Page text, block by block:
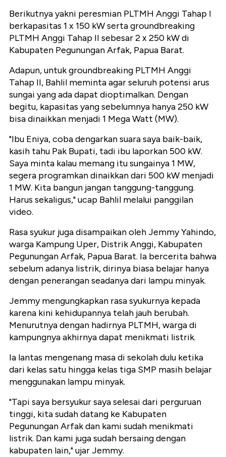
Berikutnya yakni peresmian PLTMH Anggi Tahap I
berkapasitas 1 x 150 kW serta groundbreaking
PLTMH Anggi Tahap II sebesar 2 x 250 kW di
Kabupaten Pegunungan Arfak, Papua Barat.
Adapun, untuk groundbreaking PLTMH Anggi
Tahap II, Bahlil meminta agar seluruh potensi arus
sungai yang ada dapat dioptimalkan. Dengan
begitu, kapasitas yang sebelumnya hanya 250 kW
bisa dinaikkan menjadi 1 Mega Watt (MW).
"Ibu Eniya, coba dengarkan suara saya baik-baik,
kasih tahu Pak Bupati, tadi ibu laporkan 500 kW.
Saya minta kalau memang itu sungainya 1 MW,
segera programkan dinaikkan dari 500 kW menjadi
1 MW. Kita bangun jangan tanggung-tanggung.
Harus sekaligus," ucap Bahlil melalui panggilan
video.
Rasa syukur juga disampaikan oleh Jemmy Yahindo,
warga Kampung Uper, Distrik Anggi, Kabupaten
Pegunungan Arfak, Papua Barat. Ia bercerita bahwa
sebelum adanya listrik, dirinya biasa belajar hanya
dengan penerangan seadanya dari lampu minyak.
Jemmy mengungkapkan rasa syukurnya kepada
karena kini kehidupannya telah jauh berubah.
Menurutnya dengan hadirnya PLTMH, warga di
kampungnya akhirnya dapat menikmati listrik.
Ia lantas mengenang masa di sekolah dulu ketika
dari kelas satu hingga kelas tiga SMP masih belajar
menggunakan lampu minyak.
"Tapi saya bersyukur saya selesai dari perguruan
tinggi, kita sudah datang ke Kabupaten
Pegunungan Arfak dan kami sudah menikmati
listrik. Dan kami juga sudah bersaing dengan
kabupaten lain," ujar Jemmy.